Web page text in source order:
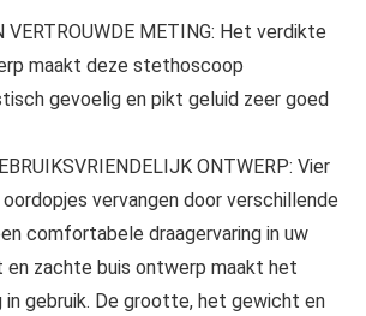
VERTROUWDE METING: Het verdikte
maakt deze stethoscoop
gevoelig en pikt geluid zeer goed
ONTWERP: Vier
vervangen door verschillende
comfortabele draagervaring in uw
en zachte buis ontwerp maakt het
in gebruik. De grootte, het gewicht en